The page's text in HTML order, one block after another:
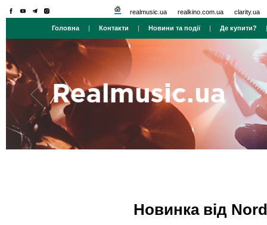
realmusic.ua realkino.com.ua clarity.ua
Головна | Контакти | Новини та події| Де купити?
Новинка від